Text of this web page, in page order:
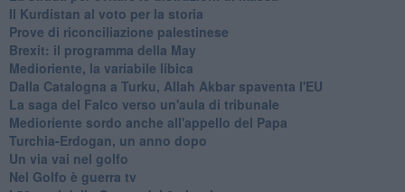
Il Kurdistan al voto per la storia
Prove di riconciliazione palestinese
Brexit: il programma della May
Medioriente, la variabile libica
Dalla Catalogna a Turku, Allah Akbar spaventa l'EU
La saga del Falco verso un'aula di tribunale
Medioriente sordo anche all'appello del Papa
Turchia-Erdogan, un anno dopo
Un via vai nel golfo
Nel Golfo è guerra tv